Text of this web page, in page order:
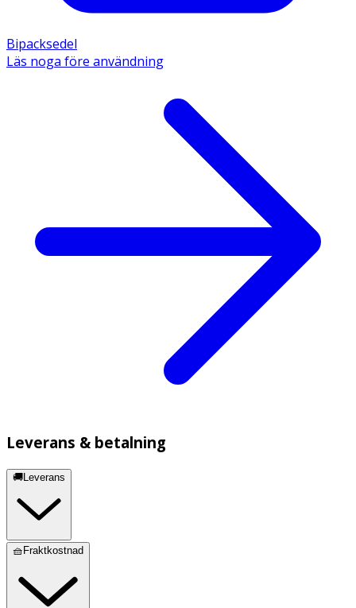
Bipacksedel
Läs noga före användning
Leverans & betalning
🚚Leverans
🧺Fraktkostnad